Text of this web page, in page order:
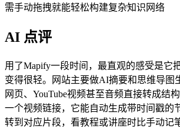
需手动拖拽就能轻松构建复杂知识网络
AI 点评
用了Mapify一段时间，最直观的感受是它
变得很轻。网站主要做AI摘要和思维导图
网页、YouTube视频甚至音频直接转成结
一个视频链接，它能自动生成带时间戳的
转到对应片段，看教程或讲座时比手动记